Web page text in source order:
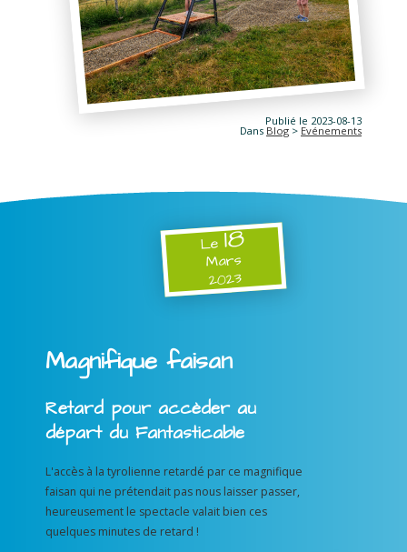
Publié le 2023-08-13
Dans Blog > Evénements
Le18
Mars
2023
Magnifique faisan
Retard pour accèder au
départ du Fantasticable
L'accès à la tyrolienne retardé par ce magnifique
faisan qui ne prétendait pas nous laisser passer,
heureusement le spectacle valait bien ces
quelques minutes de retard !